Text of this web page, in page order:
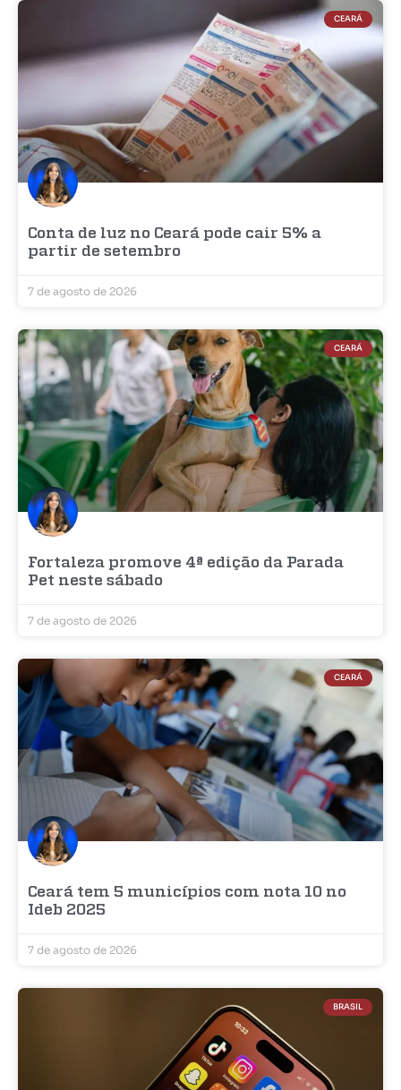
CEARÁ
Conta de luz no Ceará pode cair 5% a
partir de setembro
7 de agosto de 2026
CEARÁ
Fortaleza promove 4ª edição da Parada
Pet neste sábado
7 de agosto de 2026
CEARÁ
Ceará tem 5 municípios com nota 10 no
Ideb 2025
7 de agosto de 2026
BRASIL